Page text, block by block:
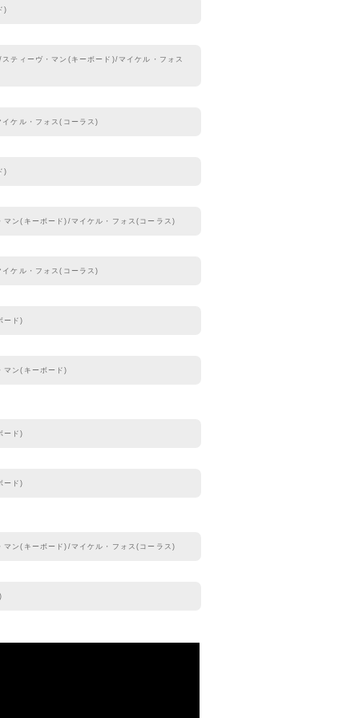
)
ティーヴ・マン(キーボード)/マイケル・フォス
ケル・フォス(コーラス)
)
ン(キーボード)/マイケル・フォス(コーラス)
ケル・フォス(コーラス)
ード)
マン(キーボード)
ード)
ード)
ン(キーボード)/マイケル・フォス(コーラス)